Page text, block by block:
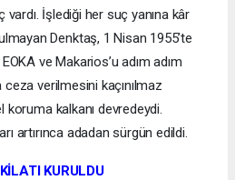
İşlediği her suç yanına kâr
Denktaş, 1 Nisan 1955’te
ve Makarios’u adım adım
ceza verilmesini kaçınılmaz
koruma kalkanı devredeydi.
artırınca adadan sürgün edildi.
KURULDU